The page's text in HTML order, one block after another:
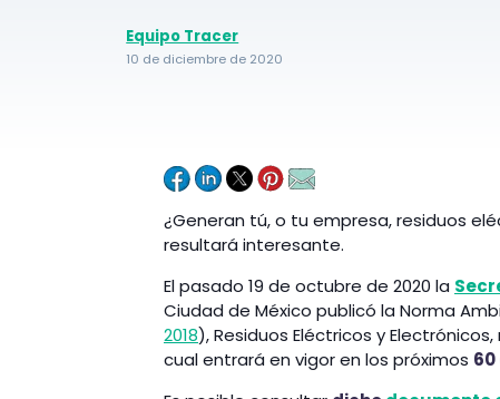
Equipo Tracer
10 de diciembre de 2020
¿Generan tú, o tu empresa, residuos
resultará interesante.
El pasado 19 de octubre de 2020 la
Ciudad de México publicó la Norma
2018), Residuos Eléctricos y
cual entrará en vigor en los próximos